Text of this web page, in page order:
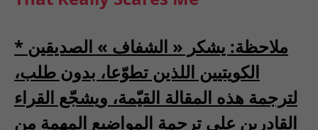
* ملاحظة: يشكر « الشفاف » الصديقين
الكويتيين اللذين تطوّعا، بدون طلب،
لترجمة هذه المقالة القيّمة، ويشجّع القراء
القادرين على ترجمة المواضيع المهمة من